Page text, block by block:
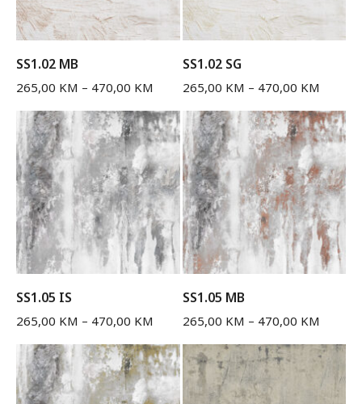
SS1.02 MB
265,00 KM – 470,00 KM
SS1.02 SG
265,00 KM – 470,00 KM
SS1.05 IS
265,00 KM – 470,00 KM
SS1.05 MB
265,00 KM – 470,00 KM